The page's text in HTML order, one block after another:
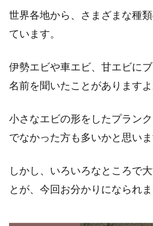
世界各地から、さまざまな種
ています。
伊勢エビや車エビ、甘エビに
名前を聞いたことがありますよ
小さなエビの形をしたプラン
でなかった方も多いかと思いま
しかし、いろいろなところで
とが、今回お分かりになられま